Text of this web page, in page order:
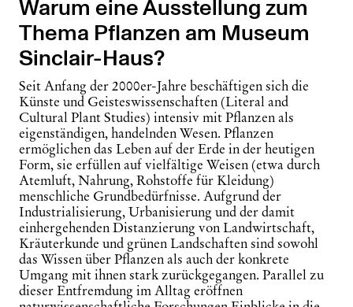
Warum eine Ausstellung zum
Thema Pflanzen am Museum
Sinclair-Haus?
Seit Anfang der 2000er-Jahre beschäftigen sich die
Künste und Geisteswissenschaften (Literal and
Cultural Plant Studies) intensiv mit Pflanzen als
eigenständigen, handelnden Wesen. Pflanzen
ermöglichen das Leben auf der Erde in der heutigen
Form, sie erfüllen auf vielfältige Weisen (etwa durch
Atemluft, Nahrung, Rohstoffe für Kleidung)
menschliche Grundbedürfnisse. Aufgrund der
Industrialisierung, Urbanisierung und der damit
einhergehenden Distanzierung von Landwirtschaft,
Kräuterkunde und grünen Landschaften sind sowohl
das Wissen über Pflanzen als auch der konkrete
Umgang mit ihnen stark zurückgegangen. Parallel zu
dieser Entfremdung im Alltag eröffnen